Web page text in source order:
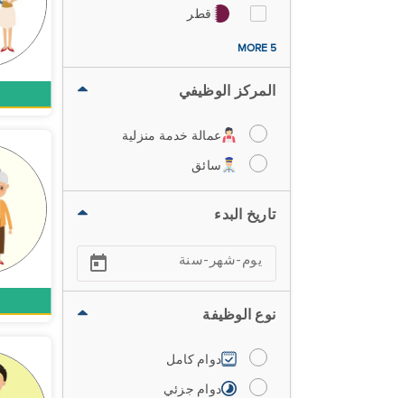
قطر
5 MORE
المركز الوظيفي
عمالة خدمة منزلية
سائق
تاريخ البدء
نوع الوظيفة
دوام كامل
دوام جزئي